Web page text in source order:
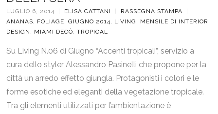
LUGLIO 6, 2014 ELISA CATTANI RASSEGNA STAMPA
ANANAS, FOLIAGE,GIUGNO 2014, LIVING , MENSILE DI INTERIOR
DESIGN , MIAMI DECÒ,TROPICAL
Su Living N.06 di Giugno “Accenti tropicali”, servizio a
cura dello styler Alessandro Pasinelli che propone per la
città un arredo effetto giungla. Protagonisti i colori e le
forme esotiche ed eleganti della vegetazione tropicale.
Tra gli elementi utilizzati per l’ambientazione è